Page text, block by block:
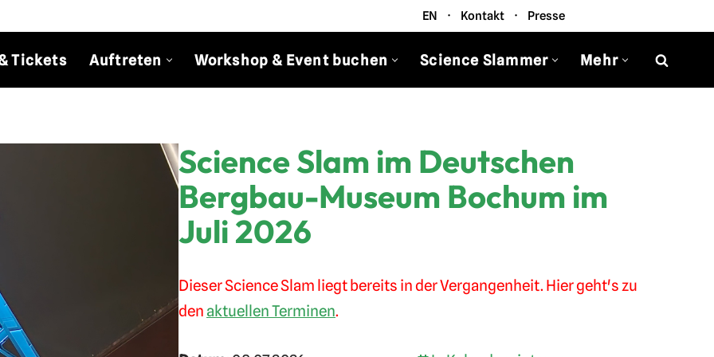
EN · Kontakt · Presse
Tickets Auftreten Workshop & Event buchen Science Slammer Mehr
Science Slam im Deutschen
Bergbau-Museum Bochum im
Juli 2026
Dieser Science Slam liegt bereits in der Vergangenheit. Hier geht's zu
den aktuellen Terminen.